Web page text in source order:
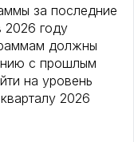
за последние
году
должны
с прошлым
на уровень
2026